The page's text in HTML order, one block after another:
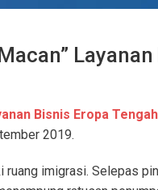
Bisnis Eropa Tengah
2019.
imigrasi. Selepas